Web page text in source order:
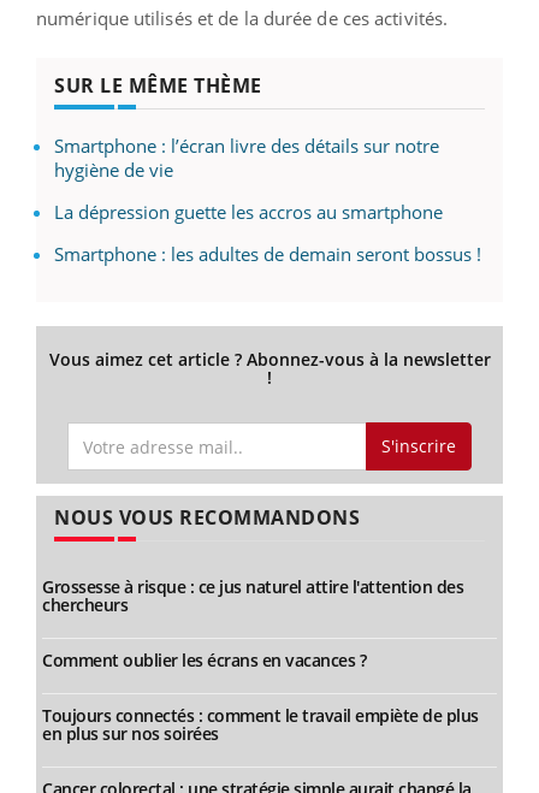
numérique utilisés et de la durée de ces activités.
SUR LE MÊME THÈME
Smartphone : l’écran livre des détails sur notre
hygiène de vie
La dépression guette les accros au smartphone
Smartphone : les adultes de demain seront bossus !
Vous aimez cet article ? Abonnez-vous à la newsletter
!
S'inscrire
NOUS VOUS RECOMMANDONS
Grossesse à risque : ce jus naturel attire l'attention des
chercheurs
Comment oublier les écrans en vacances ?
Toujours connectés : comment le travail empiète de plus
en plus sur nos soirées